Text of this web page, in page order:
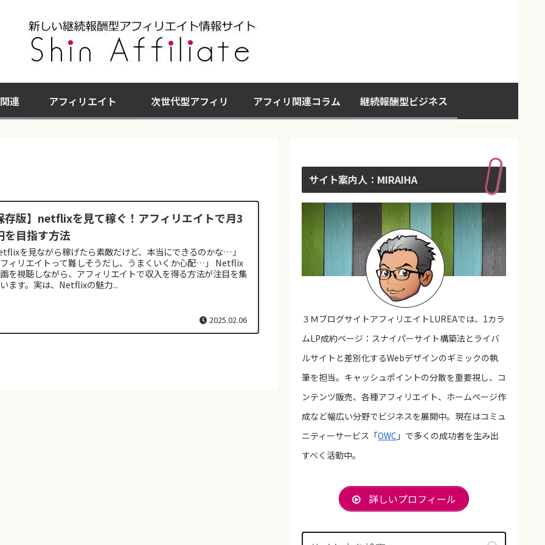
連 アフィリエイト 次世代型アフィリ アフィリ関連コラム 継続報酬型ビジネス
存版】netflixを見て稼ぐ！アフィリエイトで月3
を目指す方法
を見ながら稼げたら素敵だけど、本当にできるのかな…」
ィリエイトって難しそうだし、うまくいくか心配…」 Netflix
を視聴しながら、アフィリエイトで収入を得る方法が注目を集
ます。実は、Netflixの魅力...
2025.02.06
サイト案内人：MIRAIHA
３ＭブログサイトアフィリエイトLUREAでは、1カラ
ムLP成約ページ：スナイパーサイト構築法とライバ
ルサイトと差別化するWebデザインのギミックの執
筆を担当。キャッシュポイントの分散を重要視し、コ
ンテンツ販売、各種アフィリエイト、ホームページ作
成など幅広い分野でビジネスを展開中。現在はコミュ
ニティーサービス「OWC 」で多くの成功者を生み出
すべく活動中。
詳しいプロフィール